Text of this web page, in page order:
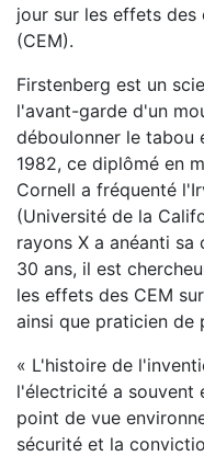
jour sur les effets des
(CEM).
Firstenberg est un
l'avant-garde d'un
déboulonner le tabou
1982, ce diplômé en
Cornell a fréquenté
(Université de la
rayons X a anéanti sa
30 ans, il est
les effets des CEM
ainsi que praticien de
« L'histoire de
l'électricité a souvent
point de vue
sécurité et la